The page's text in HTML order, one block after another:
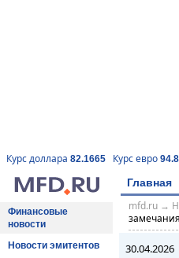
Курс доллара 82.1665 Курс евро
Главная
Финансовые
новости
Новости эмитентов
mfd.ru→
30.04.2026